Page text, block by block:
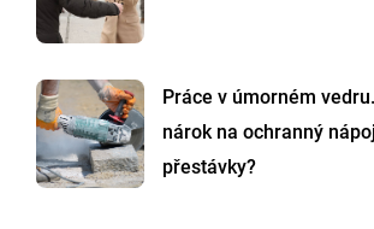
Práce v úmorném
nárok na ochranný
přestávky?